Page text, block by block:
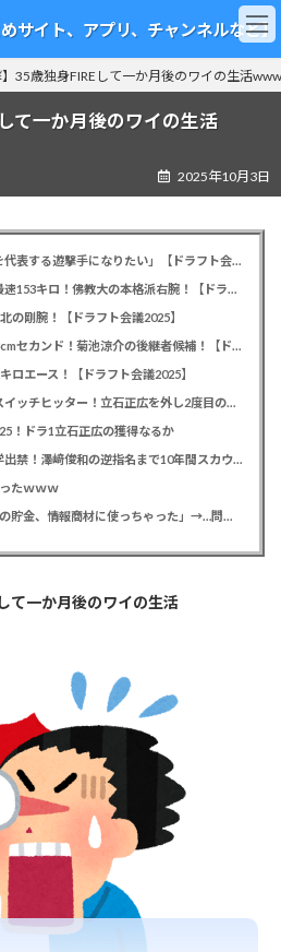
サイト、アプリ、チャンネルなど】
】35歳独身FIREして一か月後のワイの生活
て一か月後のワイの生活
2025年10月3日
カープドラ6西川篤夢！「日本を代表する遊撃手になりたい」【ドラフト会議2025】
カープドラ5赤木晴哉！191cm最速153キロ！佛教大の本格派右腕！【ドラフト会議2025】
の剛腕！【ドラフト会議2025】
カープドラ3勝田成！近畿大163cmセカンド！菊池涼介の後継者候補！【ドラフト会議2025】
ロエース！【ドラフト会議2025】
カープドラ1平川蓮！187cmのスイッチヒッター！立石正広を外し2度目の重複も新井監督がクジを引き当てる！【ドラフト会議2025】
！ドラ1立石正広の獲得なるか
緒方孝市カープドラ3指名で青学出禁！澤﨑俊和の逆指名まで10年間スカウト出禁
たｗｗｗ
【悲報】彼女「ごめん！俺くんの貯金、情報商材に使っちゃった」→…問い詰めたらギャン泣きされたんだが俺が悪いのか？
て一か月後のワイの生活